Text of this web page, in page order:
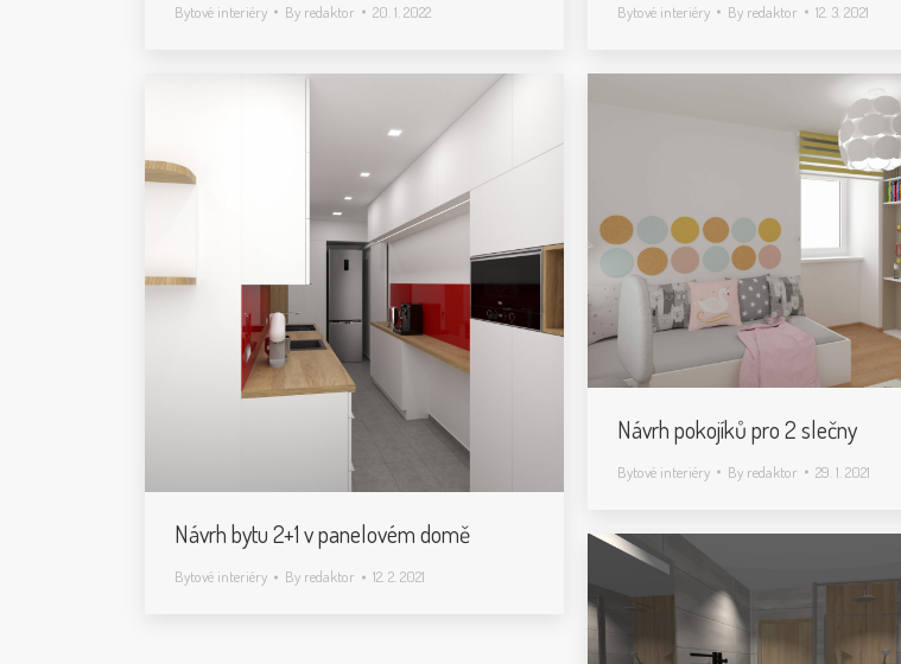
Bytové interiéry By redaktor 20. 1. 2022 Bytové interiéry By redaktor 12. 3. 2021
Návrh bytu 2+1 v panelovém domě
Bytové interiéry By redaktor 12. 2. 2021
Návrh pokojíků pro 2 slečny
Bytové interiéry By redaktor 29. 1. 2021